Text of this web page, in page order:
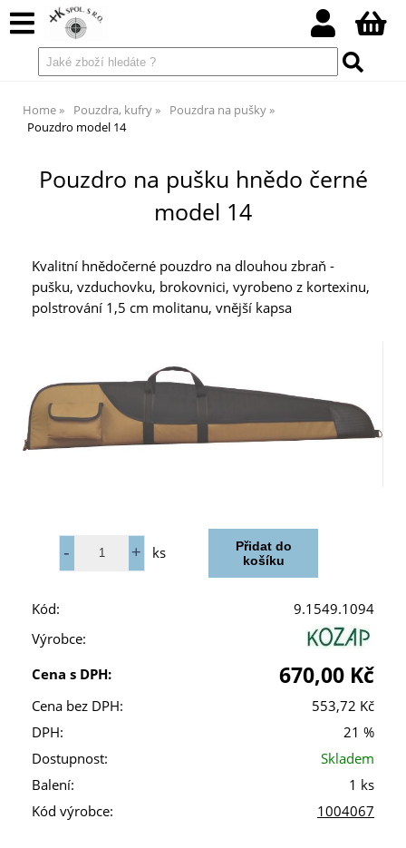
Home Pouzdra, kufry
Pouzdra na pušky
Pouzdro model 14
Pouzdro na pušku hnědo černé
model 14
Kvalitní hnědočerné pouzdro na dlouhou zbraň -
pušku, vzduchovku, brokovnici, vyrobeno z kortexinu,
polstrování 1,5 cm molitanu, vnější kapsa
ks
Kód:
9.1549.1094
Výrobce:
Cena s DPH:
670,00 Kč
Cena bez DPH:
553,72 Kč
DPH:
21 %
Dostupnost:
Skladem
Balení:
1 ks
Kód výrobce:
1004067